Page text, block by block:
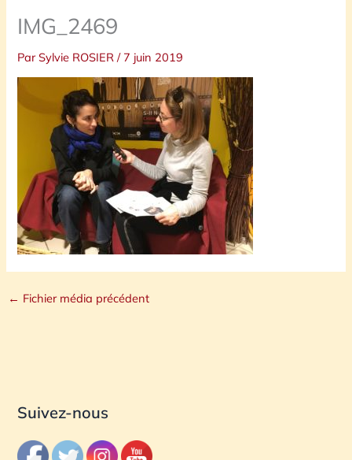
IMG_2469
ParSylvie ROSIER/ 7 juin 2019
← Fichier média précédent
Suivez-nous